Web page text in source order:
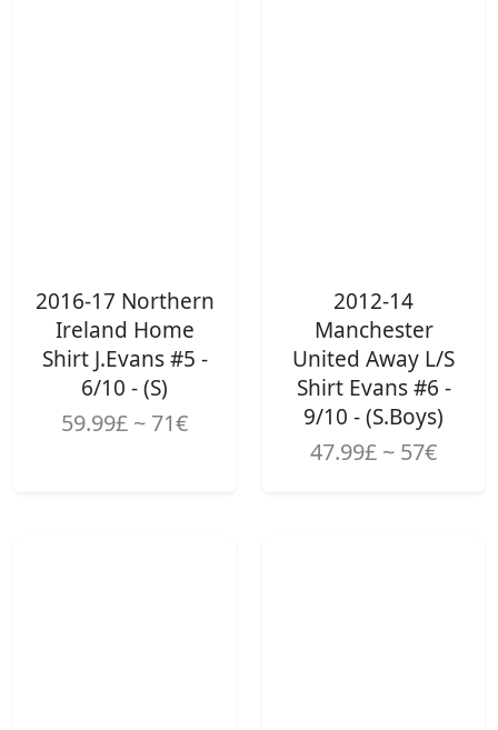
2016-17 Northern
Ireland Home
Shirt J.Evans #5 -
6/10 - (S)
59.99£ ~ 71€
2012-14
Manchester
United Away L/S
Shirt Evans #6 -
9/10 - (S.Boys)
47.99£ ~ 57€